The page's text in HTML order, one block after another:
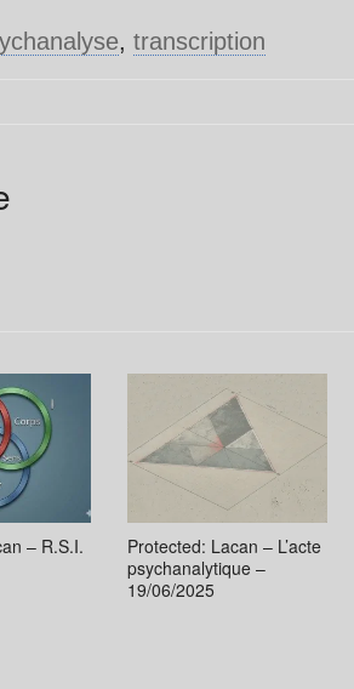
, transcription
– R.S.I.
Protected: Lacan – L’acte
psychanalytique –
19/06/2025